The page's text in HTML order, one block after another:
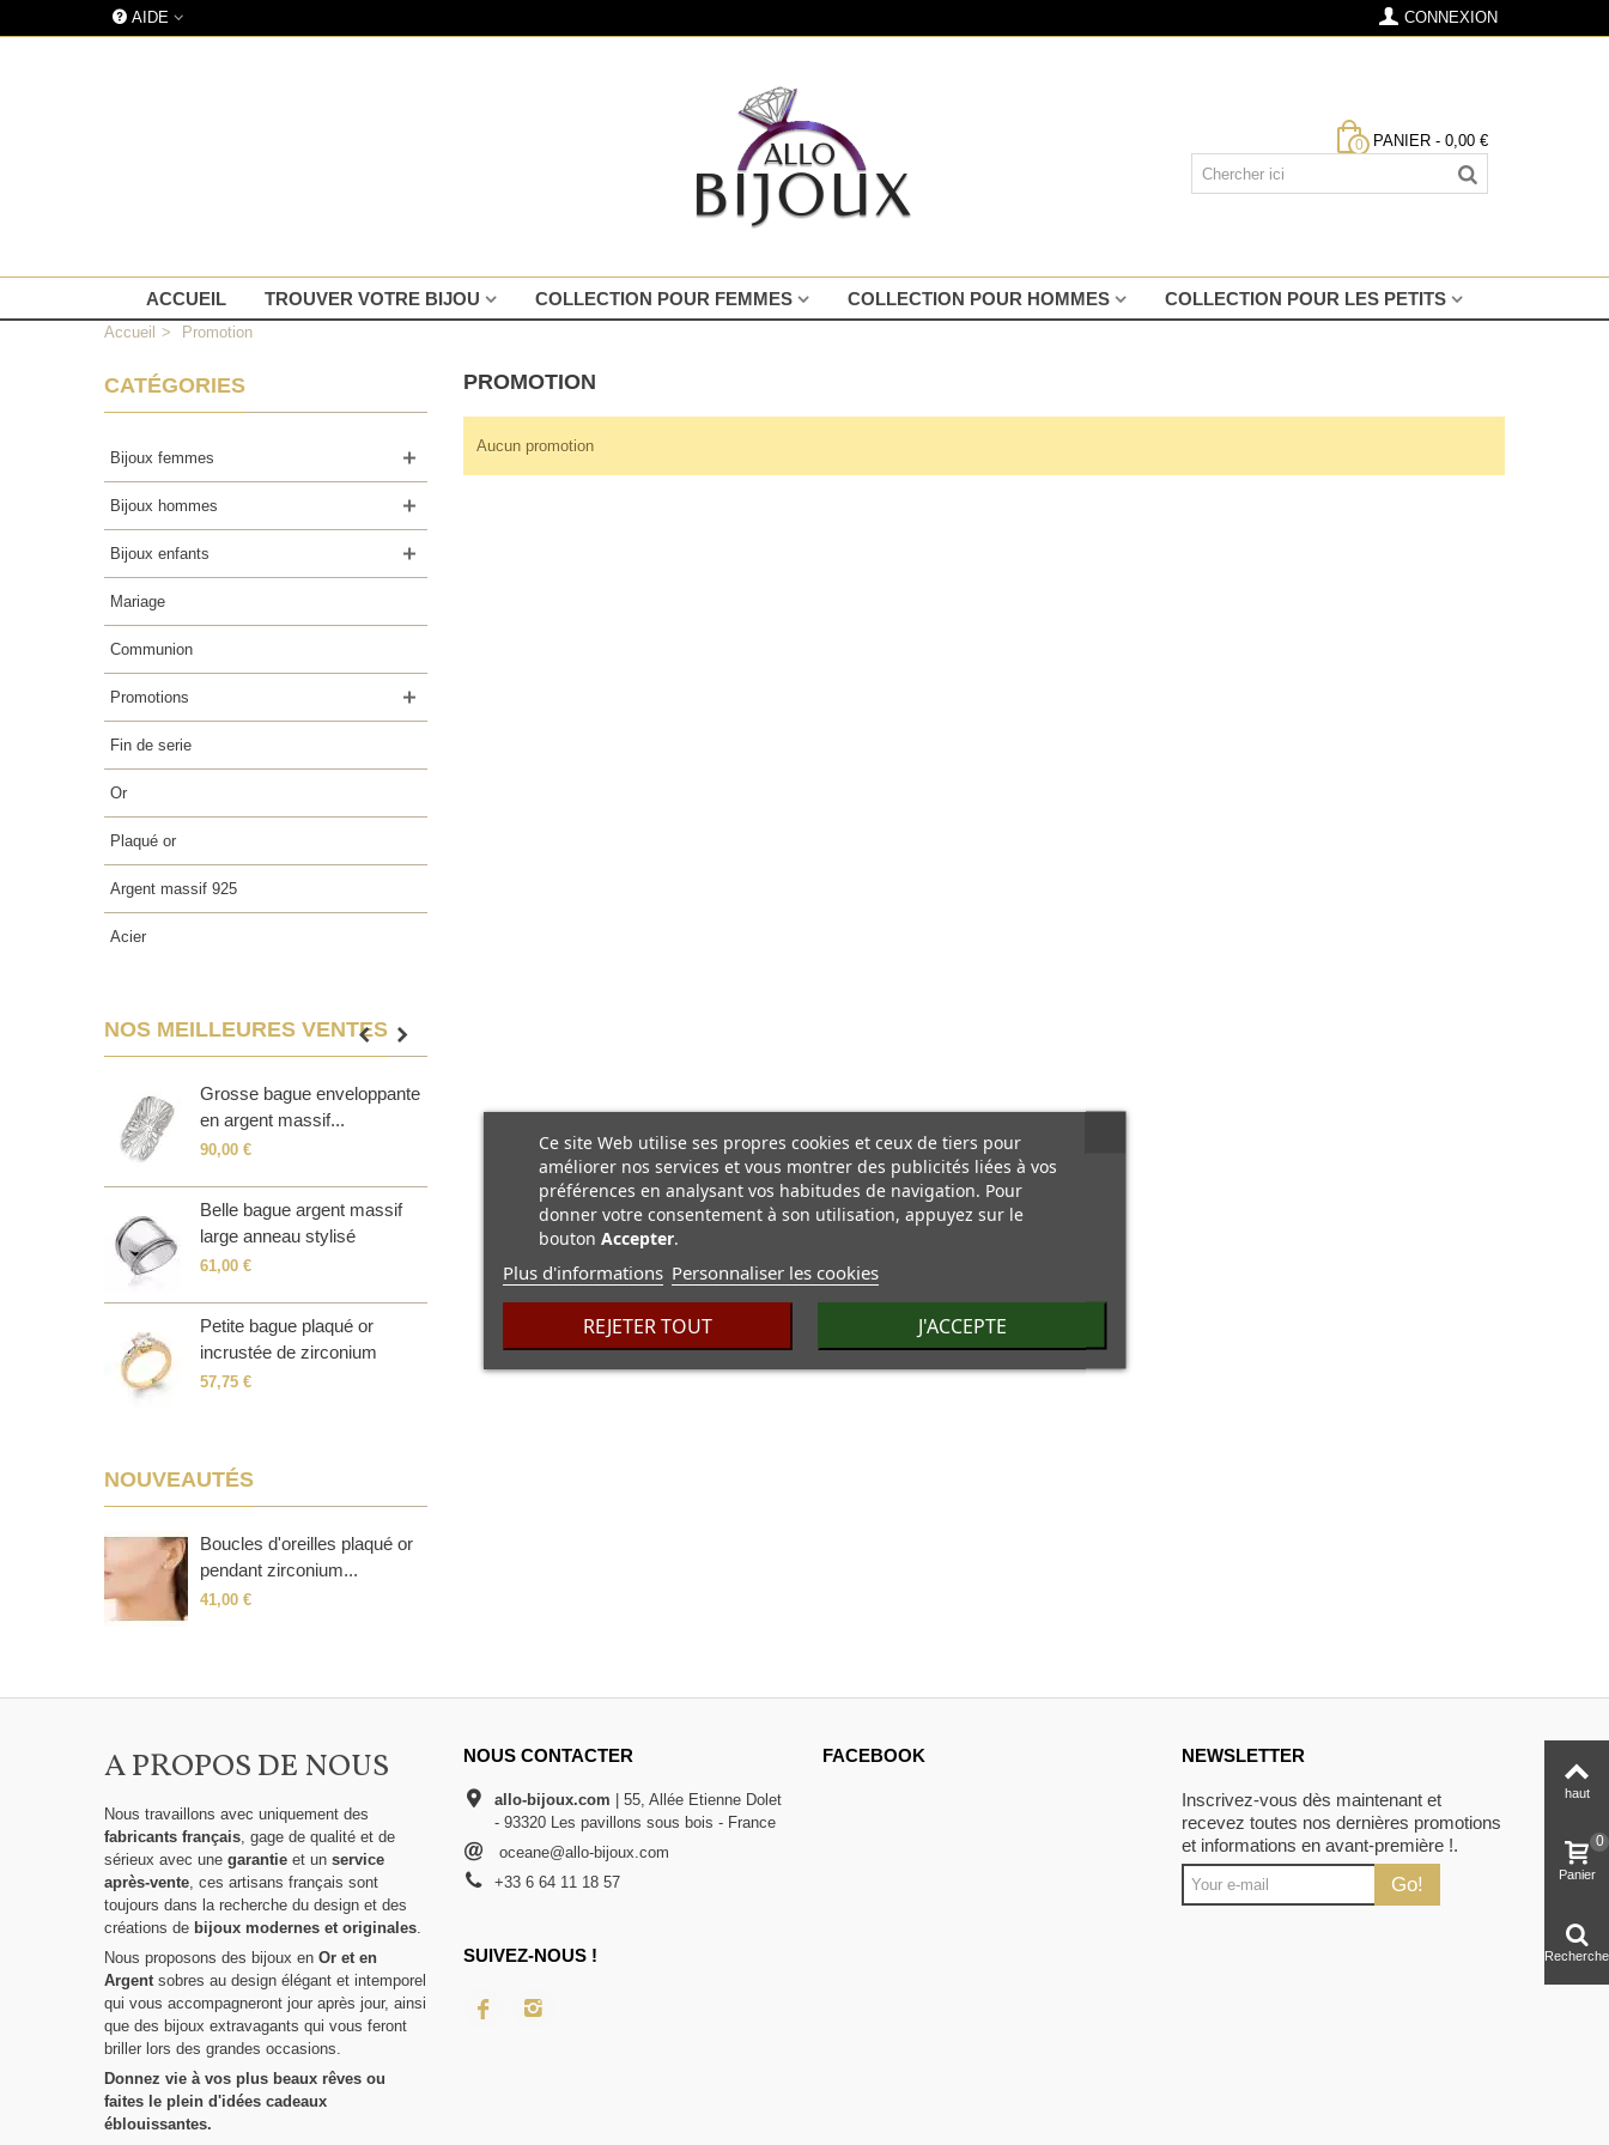
AIDE CONNEXION
0 PANIER - 0,00 €
ACCUEIL TROUVER VOTRE BIJOU COLLECTION POUR FEMMES COLLECTION POUR HOMMES COLLECTION POUR LES PETITS
Accueil > Promotion
CATÉGORIES
Bijoux femmes
Bijoux hommes
Bijoux enfants
Mariage
Communion
Promotions
Fin de serie
Or
Plaqué or
Argent massif 925
Acier
NOS MEILLEURES VENTES
Grosse bague enveloppante
en argent massif...
90,00 €
Belle bague argent massif
large anneau stylisé
61,00 €
Petite bague plaqué or
incrustée de zirconium
57,75 €
65,10 €
Bague argent massif
entrelacés de trois anneaux
54,00 €
Bracelet rigide manchette
ouverte volutes...
NOUVEAUTÉS
Boucles d'oreilles plaqué or
pendant zirconium...
41,00 €
PROMOTION
Aucun promotion
A PROPOS DE NOUS
Nous travaillons avec uniquement des
fabricants français , gage de qualité et de
sérieux avec une garantie et un service
après-vente , ces artisans français sont
toujours dans la recherche du design et des
créations de bijoux modernes et originales
Nous proposons des bijoux en Or et en
Argent sobres au design élégant et intemporel
qui vous accompagneront jour après jour, ainsi
que des bijoux extravagants qui vous feront
briller lors des grandes occasions.
Donnez vie à vos plus beaux rêves ou
faites le plein d'idées cadeaux
éblouissantes.
NOUS CONTACTER
allo-bijoux.com | 55, Allée Etienne Dolet
- 93320 Les pavillons sous bois - France
oceane@allo-bijoux.com
+33 6 64 11 18 57
FACEBOOK NEWSLETTER
Inscrivez-vous dès maintenant et
recevez toutes nos dernières promotions
et informations en avant-première !.
Go!
SUIVEZ-NOUS !
Ce site Web utilise ses propres cookies et ceux de tiers pour
améliorer nos services et vous montrer des publicités liées à vos
préférences en analysant vos habitudes de navigation. Pour
donner votre consentement à son utilisation, appuyez sur le
bouton Accepter.
Plus d'informations Personnaliser les cookies
REJETER TOUT J'ACCEPTE
haut
Panier
0